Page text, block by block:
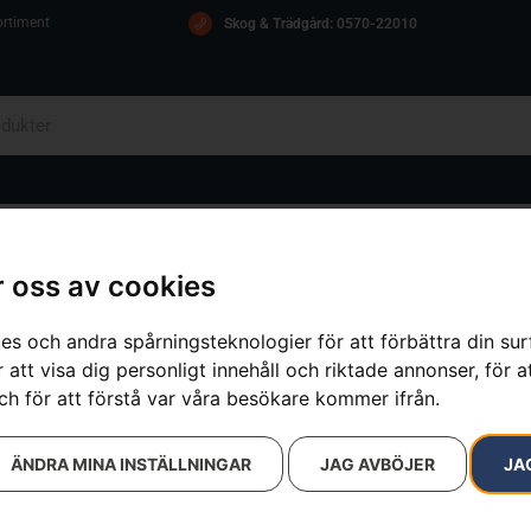
oss av cookies
och andra spårningsteknologier för att förbättra din
visa dig personligt innehåll och riktade annonser, för
för att förstå var våra besökare kommer ifrån.
JAG AVBÖJER
ÄNDRA MINA INSTÄLLNINGAR
Skog & Trädgård: 0570-22010